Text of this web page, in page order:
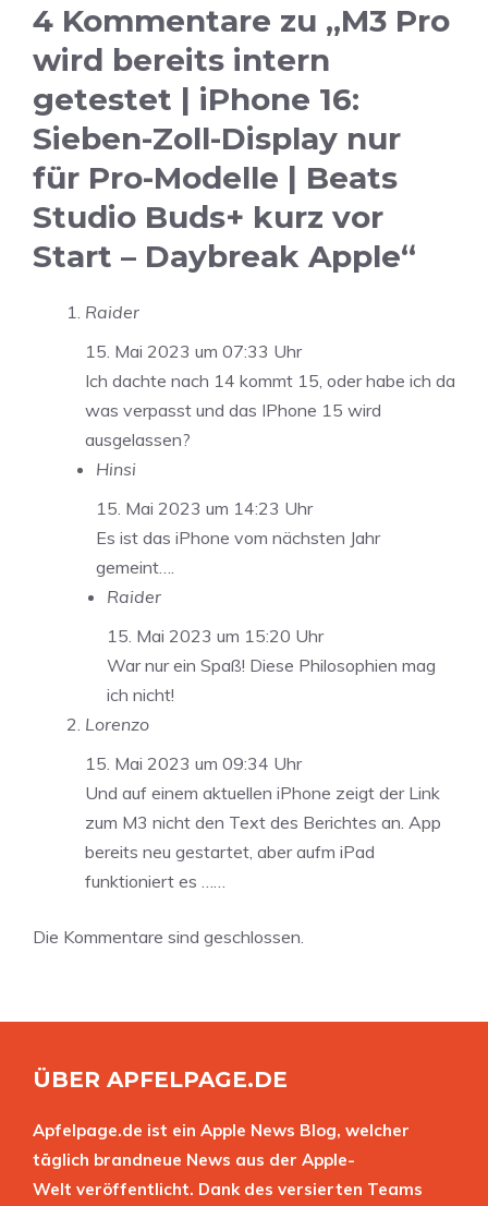
4 Kommentare zu „M3 Pro
wird bereits intern
getestet | iPhone 16:
Sieben-Zoll-Display nur
für Pro-Modelle | Beats
Studio Buds+ kurz vor
Start – Daybreak Apple“
Raider
15. Mai 2023 um 07:33 Uhr
Ich dachte nach 14 kommt 15, oder habe ich da
was verpasst und das IPhone 15 wird
ausgelassen?
Hinsi
15. Mai 2023 um 14:23 Uhr
Es ist das iPhone vom nächsten Jahr
gemeint….
Raider
15. Mai 2023 um 15:20 Uhr
War nur ein Spaß! Diese Philosophien mag
ich nicht!
Lorenzo
15. Mai 2023 um 09:34 Uhr
Und auf einem aktuellen iPhone zeigt der Link
zum M3 nicht den Text des Berichtes an. App
bereits neu gestartet, aber aufm iPad
funktioniert es ……
Die Kommentare sind geschlossen.
ÜBER APFELPAGE.DE
Apfelpage.de ist ein Apple News Blog, welcher
täglich brandneue News aus der Apple-
Welt veröffentlicht. Dank des versierten Teams